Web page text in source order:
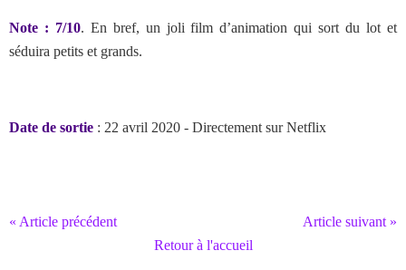
Note : 7/10. En bref, un joli film d’animation qui sort du lot et
séduira petits et grands.
Date de sortie : 22 avril 2020 - Directement sur Netflix
« Article précédent
Article suivant »
Retour à l'accueil